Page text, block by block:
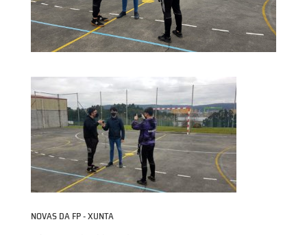
NOVAS DA FP - XUNTA